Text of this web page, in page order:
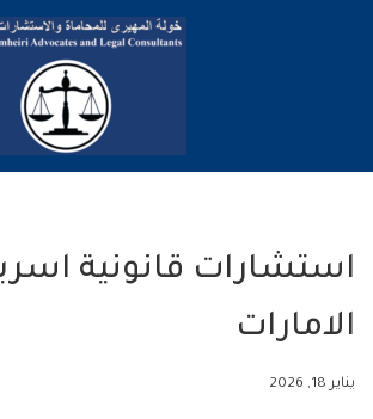
استشارات قانونية
الامارات
يناير 18, 2026